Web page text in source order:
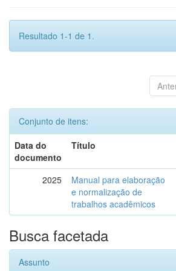
Resultado 1-1 de 1.
Conjunto de itens:
Data do
documento
Título
2025
Manual para elaboração
e normalização de
trabalhos acadêmicos
Busca facetada
Assunto